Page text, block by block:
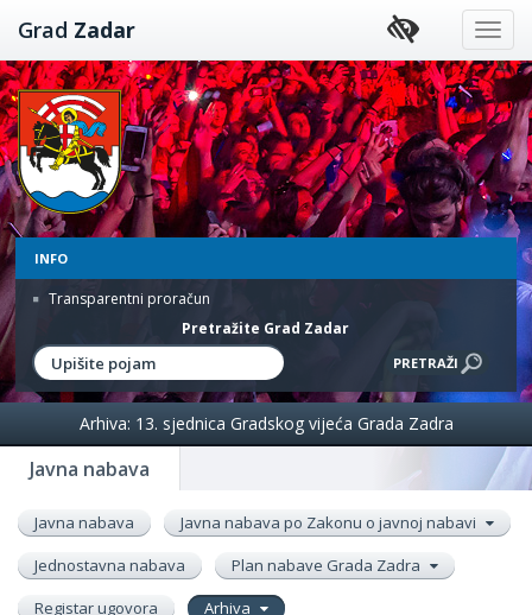
Preskoči
na
sadržaj
Grad Zadar
INFO
Transparentni proračun
Pretražite Grad Zadar
Javna nabava
Arhiva: 13. sjednica Gradskog vijeća Grada Zadra
Javna nabava
Javna nabava po Zakonu o javnoj nabavi
Jednostavna nabava
Plan nabave Grada Zadra
Registar ugovora
Arhiva